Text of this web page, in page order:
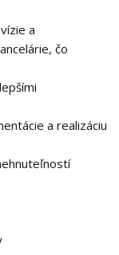
a
čo
a realizáciu